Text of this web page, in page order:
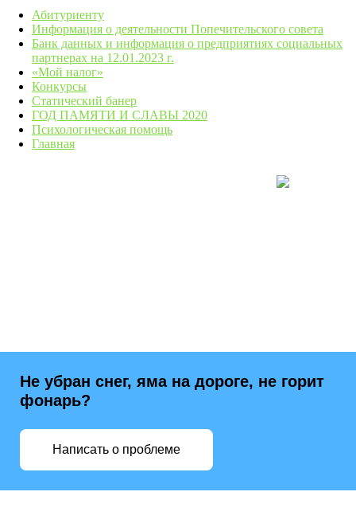
Абитуриенту
Информация о деятельности Попечительского совета
Банк данных и информация о предприятиях социальных
партнерах на 12.01.2023 г.
«Мой налог»
Конкурсы
Статический банер
ГОД ПАМЯТИ И СЛАВЫ 2020
Психологическая помощь
Главная
Не убран снег, яма на дороге, не горит
фонарь?
Написать о проблеме